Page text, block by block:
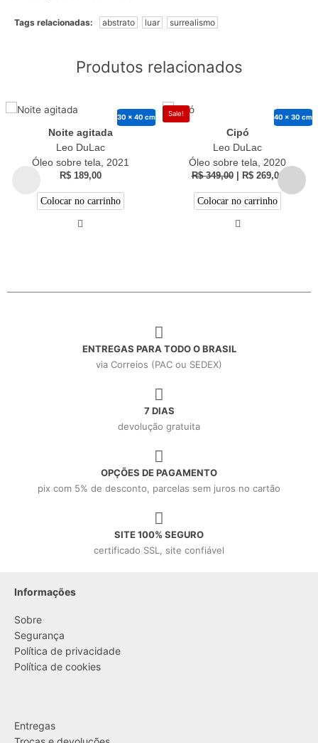
Tags relacionadas: abstrato luar surrealismo
Produtos relacionados
30 x 40 cm
Noite agitada
Leo DuLac
Óleo sobre tela, 2021
R$189,00
Colocar no carrinho
Sale! 40 x 30 cm
Cipó
Leo DuLac
Óleo sobre tela, 2020
R$349,00| R$269,00
Colocar no carrinho
ENTREGAS PARA TODO O BRASIL
via Correios (PAC ou SEDEX)
7 DIAS
devolução gratuita
OPÇÕES DE PAGAMENTO
pix com 5% de desconto, parcelas sem juros no cartão
SITE 100% SEGURO
certificado SSL, site confiável
Informações
Sobre
Segurança
Política de privacidade
Política de cookies
Entregas